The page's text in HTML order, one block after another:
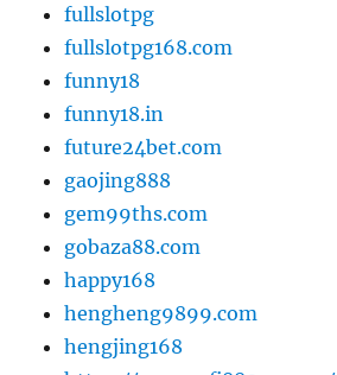
fullslotpg
fullslotpg168.com
funny18
funny18.in
future24bet.com
gaojing888
gem99ths.com
gobaza88.com
happy168
hengheng9899.com
hengjing168